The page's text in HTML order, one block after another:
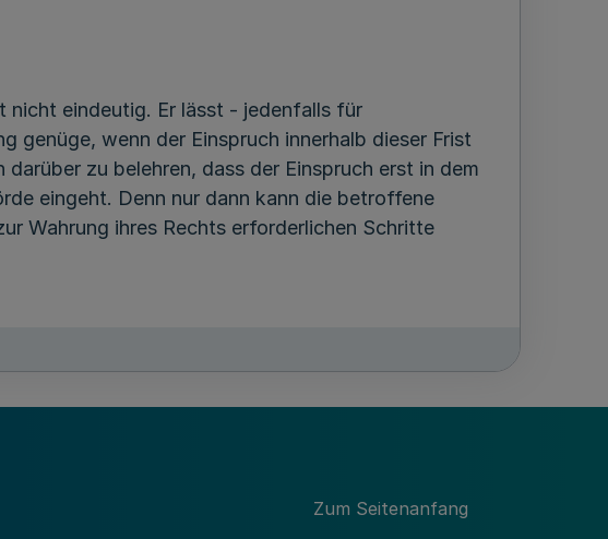
nicht eindeutig. Er lässt - jedenfalls für
genüge, wenn der Einspruch innerhalb dieser Frist
zu belehren, dass der Einspruch erst in dem
eingeht. Denn nur dann kann die betroffene
Wahrung ihres Rechts erforderlichen Schritte
Zum Seitenanfang